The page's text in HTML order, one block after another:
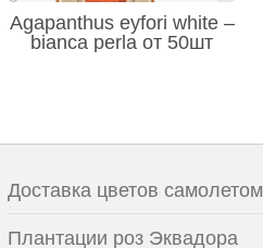
Agapanthus eyfori white –
bianca perla от 50шт
Доставка цветов самолетом
Плантации роз Эквадора